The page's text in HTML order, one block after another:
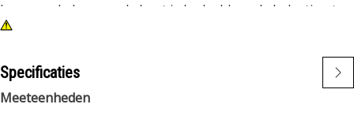
hexagonale kop van de bout is bedoeld om de belasting te
verdelen over een groter gebied dan een typische
voorkomen. Vanwege hun hoge sterkte en
aanpassingsvermogen hebben zeskantbouten vaak de
voorkeur boven andere soorten bevestigingsmiddelen. Ze
Specificaties
Meeteenheden